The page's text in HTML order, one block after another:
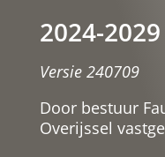
2024-2029
Versie 240709
Door bestuur
Overijssel